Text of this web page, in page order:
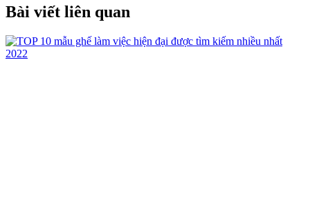
Bài viết liên quan